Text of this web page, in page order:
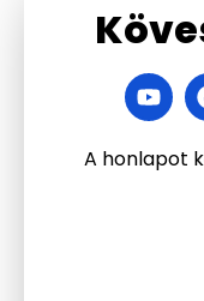
A honlapot